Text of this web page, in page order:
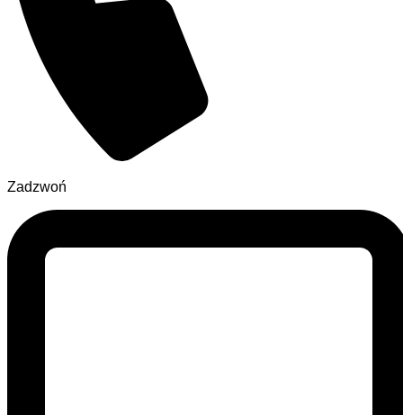
Zadzwoń